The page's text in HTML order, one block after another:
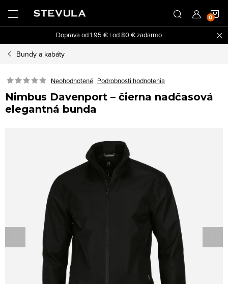
obsah
Doprava od 1.95 € | od 80 € zadarmo
Bundy a kabáty
Neohodnotené Podrobnosti hodnotenia
Nimbus Davenport – čierna nadčasová
elegantná bunda